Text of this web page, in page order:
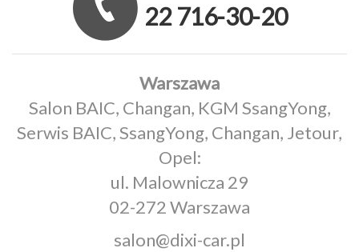
22 716-30-20
Warszawa
Salon BAIC, Changan, KGM SsangYong,
Serwis BAIC, SsangYong, Changan, Jetour,
Opel:
ul. Malownicza 29
02-272 Warszawa
salon@dixi-car.pl